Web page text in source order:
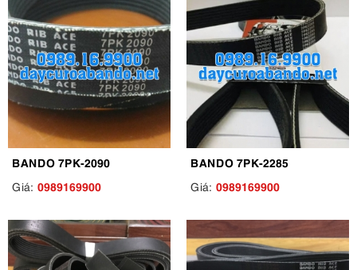
BANDO 7PK-2090
Giá: 0989169900
BANDO 7PK-2285
Giá: 0989169900